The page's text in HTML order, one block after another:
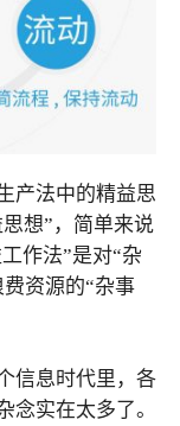
产法中的精益思
想”，简单来说
作法”是对“杂
资源的“杂事
信息时代里，各
念实在太多了。